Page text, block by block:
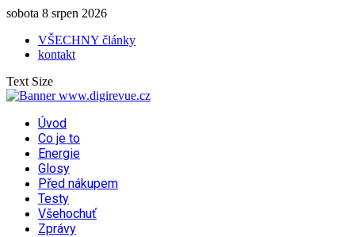
sobota 8 srpen 2026
VŠECHNY články
kontakt
Text Size
Úvod
Co je to
Energie
Glosy
Před nákupem
Testy
Všehochuť
Zprávy